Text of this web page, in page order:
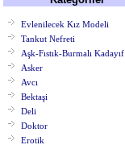
Evlenilecek Kız Modeli
Tankut Nefreti
Aşk-Fıstık-Burmalı Kadayıf
Asker
Avcı
Bektaşi
Deli
Doktor
Erotik